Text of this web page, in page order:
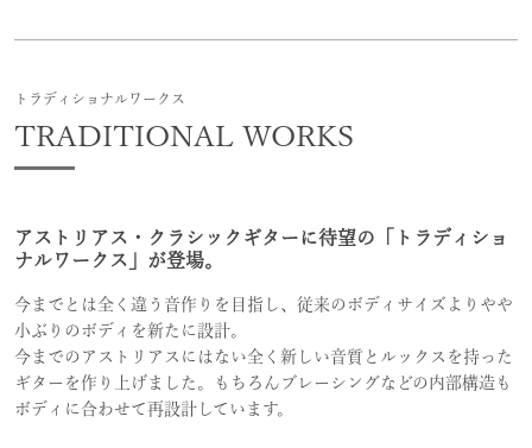
トラディショナルワークス
TRADITIONAL WORKS
アストリアス・クラシックギターに待望の「トラディショ
ナルワークス」が登場。
今までとは全く違う音作りを目指し、従来のボディサイズよりやや
小ぶりのボディを新たに設計。
今までのアストリアスにはない全く新しい音質とルックスを持った
ギターを作り上げました。もちろんブレーシングなどの内部構造も
ボディに合わせて再設計しています。